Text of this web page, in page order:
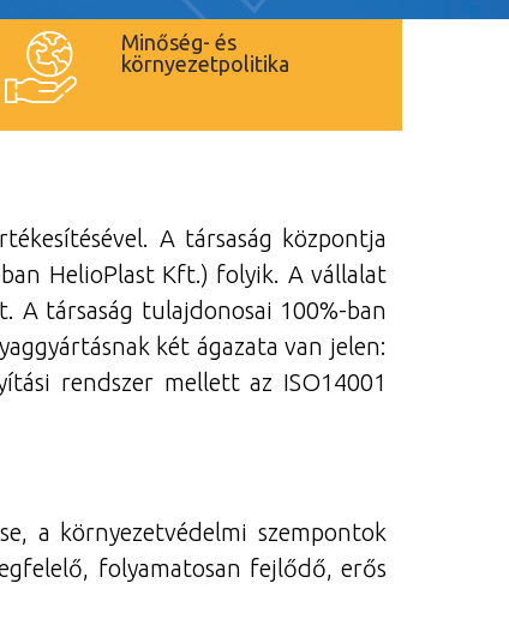
Minőség- és
környezetpolitika
A társaság központja
HelioPlast Kft.) folyik. A vállalat
A társaság tulajdonosai 100%-ban
két ágazata van jelen:
rendszer mellett az ISO14001
a környezetvédelmi szempontok
folyamatosan fejlődő, erős